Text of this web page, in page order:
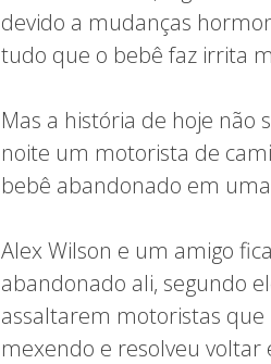
devido a mudanças
tudo que o bebê faz irrita
Mas a história de hoje não
noite um motorista de
bebê abandonado em
Alex Wilson e um amigo
abandonado ali, segundo
assaltarem motoristas
mexendo e resolveu voltar